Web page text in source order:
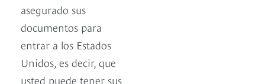
asegurado sus
documentos para
entrar a los Estados
Unidos, es decir, que
usted puede tener sus